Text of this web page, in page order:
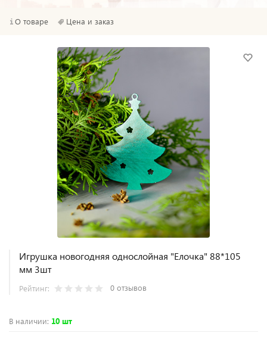
О товаре Цена и заказ
Игрушка новогодняя однослойная "Елочка" 88*105
мм 3шт
Рейтинг: 0 отзывов
В наличии: 10 шт